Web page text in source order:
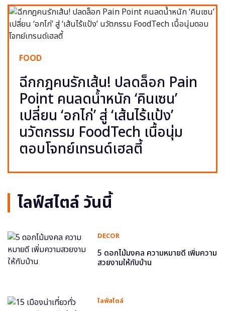
FOOD
ฉีกกฎคนรักเส้น! ปลดล็อก Pain
Point คนลดน้ำหนัก ‘คินเซน’
เปลี่ยน ‘อกไก่’ สู่ ‘เส้นไร้แป้ง’
นวัตกรรม FoodTech เนื้อนุ่ม
ตอบโจทย์เทรนด์เฮลตี้
ไลฟ์สไตล์ วันนี้
DECOR
5 ดอกไม้มงคล ความหมายดี เพิ่มความ
สวยงามให้กับบ้าน
ไลฟ์สไตล์